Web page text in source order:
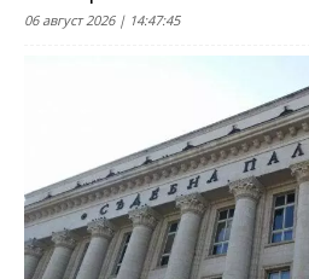
06 август 2026 | 14:47:45